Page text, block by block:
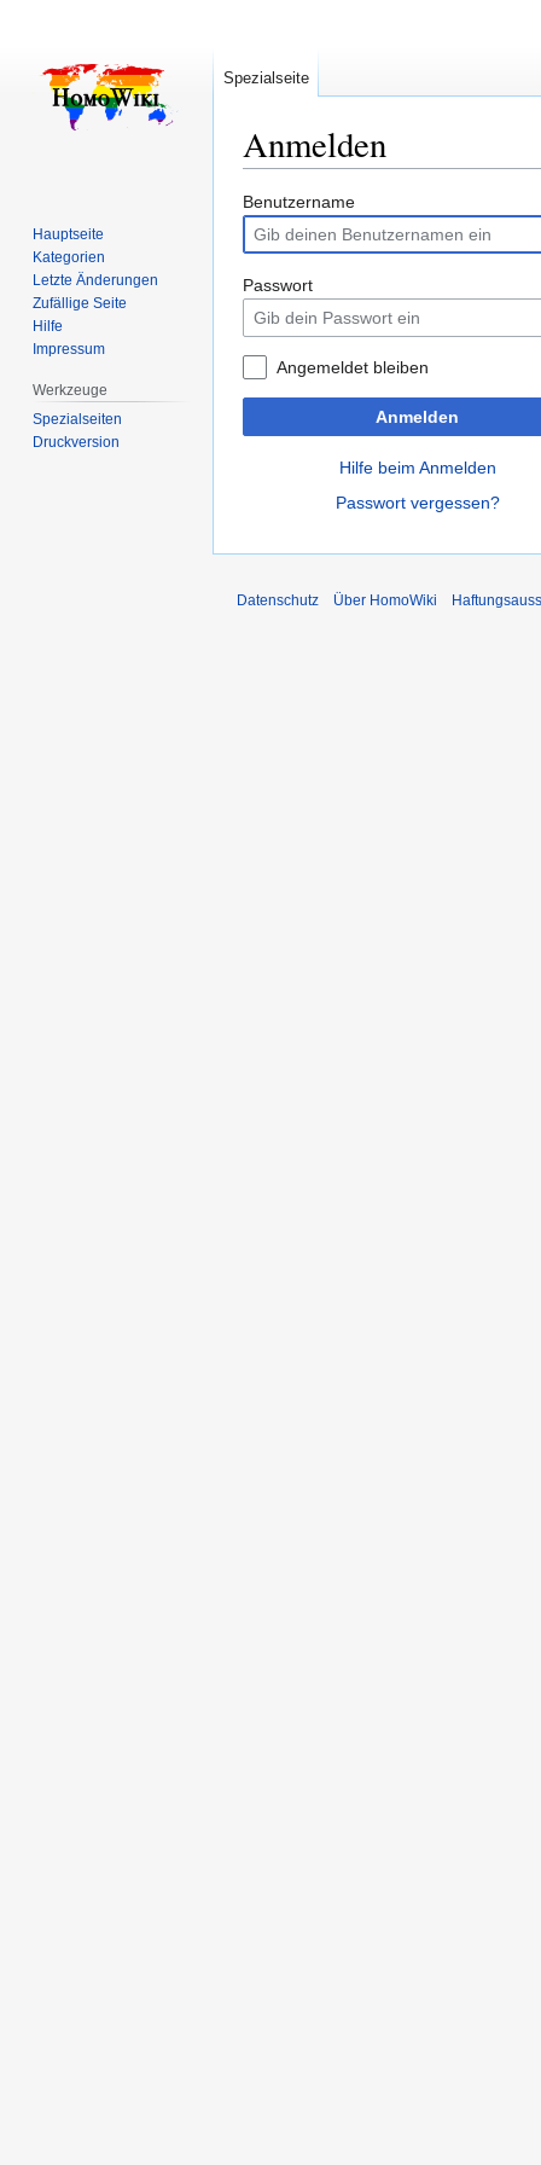
Anmelden
Zur
Navigation
springen
Zur
Suche
springen
Benutzername
Passwort
Angemeldet bleiben
Anmelden
Hilfe beim Anmelden
Passwort vergessen?
Spezialseite
Hauptseite
Kategorien
Letzte Änderungen
Zufällige Seite
Hilfe
Impressum
Werkzeuge
Spezialseiten
Druckversion
Datenschutz Über HomoWiki